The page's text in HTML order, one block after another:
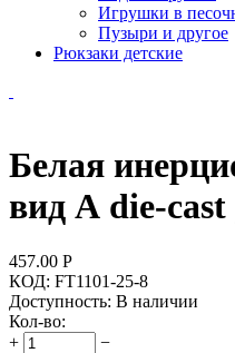
Игрушки в
Пузыри и другое
Рюкзаки детские
Белая
вид А die-cast
457.00 Р
КОД: FT1101-25-8
Доступность: В наличии
Кол-во:
+
−